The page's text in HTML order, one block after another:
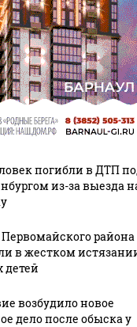
погибли в ДТП
из-за выезда
района
в жестком
детей
возбудило новое
дело после обыска у